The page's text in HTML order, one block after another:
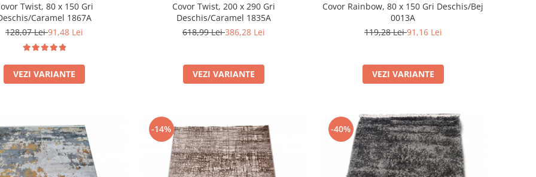
Twist, 80 x 150 Gri
Caramel 1867A
128,07 Lei91,48 Lei
VEZI VARIANTE
Covor Twist, 200 x 290 Gri
Deschis/Caramel 1835A
618,99 Lei386,28 Lei
VEZI VARIANTE
Covor Rainbow, 80 x 150 Gri Deschis/Bej
0013A
119,28 Lei91,16 Lei
VEZI VARIANTE
-14% -40%